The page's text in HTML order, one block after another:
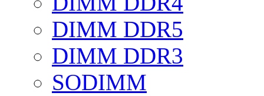
DIMM DDR5
DIMM DDR3
SODIMM